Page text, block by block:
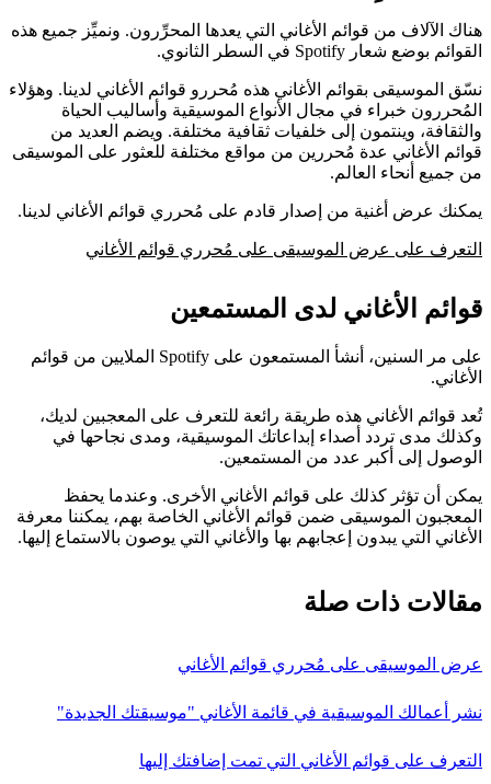
هناك الآلاف من قوائم الأغاني التي يعدها المحرِّرون. ونميِّز جميع هذه
القوائم بوضع شعار Spotify في السطر الثانوي.
نسّق الموسيقى بقوائم الأغاني هذه مُحررو قوائم الأغاني لدينا. وهؤلاء
المُحررون خبراء في مجال الأنواع الموسيقية وأساليب الحياة
والثقافة، وينتمون إلى خلفيات ثقافية مختلفة. ويضم العديد من
قوائم الأغاني عدة مُحررين من مواقع مختلفة للعثور على الموسيقى
من جميع أنحاء العالم.
يمكنك عرض أغنية من إصدار قادم على مُحرري قوائم الأغاني لدينا.
التعرف على عرض الموسيقى على مُحرري قوائم الأغاني
قوائم الأغاني لدى المستمعين
على مر السنين، أنشأ المستمعون على Spotify الملايين من قوائم
الأغاني.
تُعد قوائم الأغاني هذه طريقة رائعة للتعرف على المعجبين لديك،
وكذلك مدى تردد أصداء إبداعاتك الموسيقية، ومدى نجاحها في
الوصول إلى أكبر عدد من المستمعين.
يمكن أن تؤثر كذلك على قوائم الأغاني الأخرى. وعندما يحفظ
المعجبون الموسيقى ضمن قوائم الأغاني الخاصة بهم، يمكننا معرفة
الأغاني التي يبدون إعجابهم بها والأغاني التي يوصون بالاستماع إليها.
مقالات ذات صلة
عرض الموسيقى على مُحرري قوائم الأغاني
نشر أعمالك الموسيقية في قائمة الأغاني "موسيقتك الجديدة"
التعرف على قوائم الأغاني التي تمت إضافتك إليها